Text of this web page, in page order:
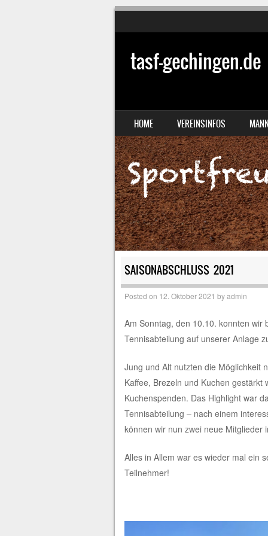
tasf-gechingen.de
MENU
SKIP TO CONTENT
HOME VEREINSINFOS
SAISONABSCHLUSS 2021
Posted on 12. Oktober 2021 byadmin
Am Sonntag, den 10.10. konnten
Tennisabteilung auf unserer Anlage
Jung und Alt nutzten die Möglichkeit
Kaffee, Brezeln und Kuchen
Kuchenspenden. Das Highlight war
Tennisabteilung – nach einem
können wir nun zwei neue
Alles in Allem war es wieder mal ein
Teilnehmer!